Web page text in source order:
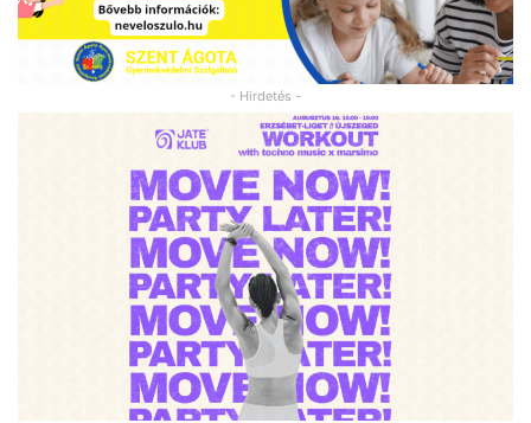
- Hirdetés -